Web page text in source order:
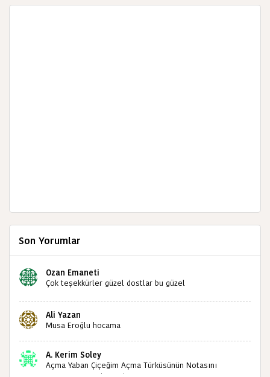
Son Yorumlar
Ozan Emaneti
Çok teşekkürler güzel dostlar bu güzel
sizlerin sayesinde türkülerimiz ölmeyecektir tekrar
teşekkürler saygılarımla
Ali Yazan
Musa Eroğlu hocama
A. Kerim Soley
Açma Yaban Çiçeğim Açma Türküsünün Notasını